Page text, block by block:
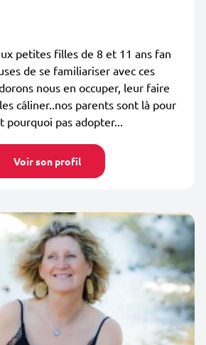
petites filles de 8 et 11 ans fan
de se familiariser avec ces
nous en occuper, leur faire
câliner..nos parents sont là pour
pourquoi pas adopter...
Voir son profil